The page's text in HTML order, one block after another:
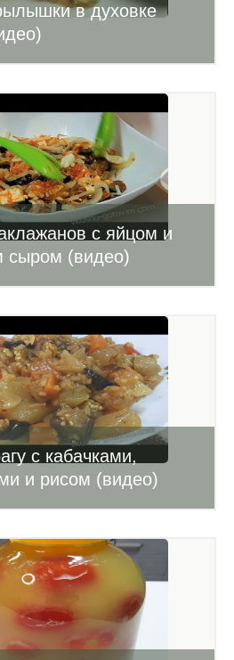
в духовке
с яйцом и
сыром (видео)
с кабачками,
и рисом (видео)